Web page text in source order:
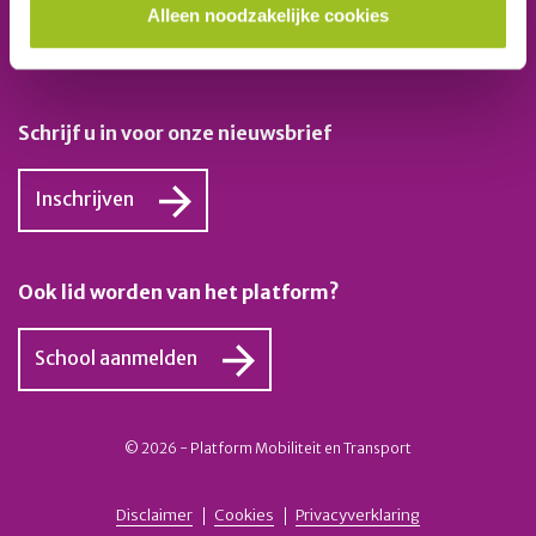
Alleen noodzakelijke cookies
Telefoon: 06-23 58 89 49
Schrijf u in voor onze nieuwsbrief
Inschrijven
Ook lid worden van het platform?
School aanmelden
© 2026 - Platform Mobiliteit en Transport
Disclaimer Cookies Privacyverklaring